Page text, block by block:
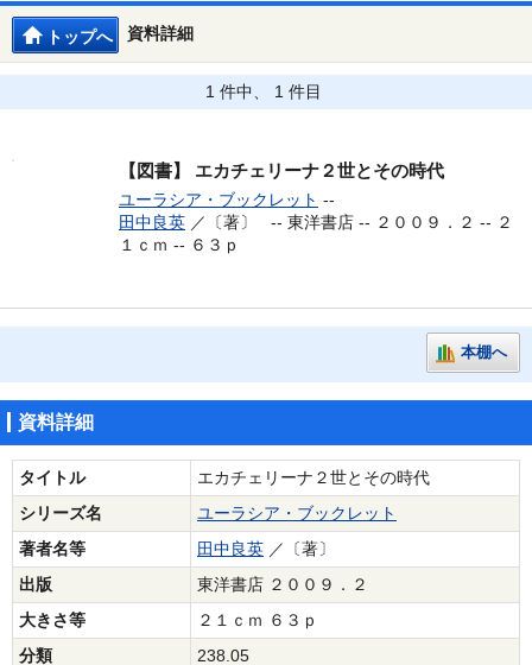
資料詳細
トップへ
1 件中、 1 件目
【図書】 エカチェリーナ２世とその時代
ユーラシア・ブックレット --
田中良英 ／〔著〕 -- 東洋書店 -- ２００９．２ -- ２
１ｃｍ -- ６３ｐ
本棚へ
資料詳細
タイトル
エカチェリーナ２世とその時代
シリーズ名
ユーラシア・ブックレット
著者名等
田中良英 ／〔著〕
出版
東洋書店 ２００９．２
大きさ等
２１ｃｍ ６３ｐ
分類
238.05